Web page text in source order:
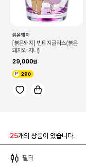
붉은돼지
[붉은돼지] 빈티지글라스(붉은
돼지와 지나)
29,000
290
25개의 상품이 있습니다.
필터